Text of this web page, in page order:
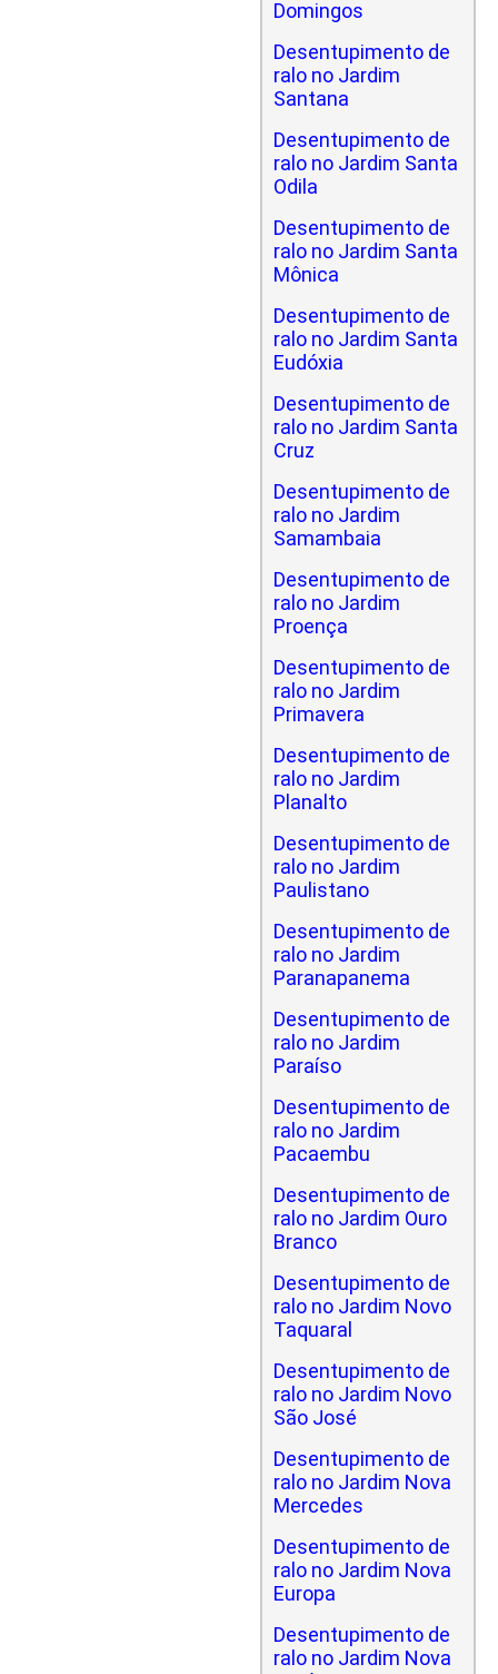
Domingos
Desentupimento de
ralo no Jardim
Santana
Desentupimento de
ralo no Jardim Santa
Odila
Desentupimento de
ralo no Jardim Santa
Mônica
Desentupimento de
ralo no Jardim Santa
Eudóxia
Desentupimento de
ralo no Jardim Santa
Cruz
Desentupimento de
ralo no Jardim
Samambaia
Desentupimento de
ralo no Jardim
Proença
Desentupimento de
ralo no Jardim
Primavera
Desentupimento de
ralo no Jardim
Planalto
Desentupimento de
ralo no Jardim
Paulistano
Desentupimento de
ralo no Jardim
Paranapanema
Desentupimento de
ralo no Jardim
Paraíso
Desentupimento de
ralo no Jardim
Pacaembu
Desentupimento de
ralo no Jardim Ouro
Branco
Desentupimento de
ralo no Jardim Novo
Taquaral
Desentupimento de
ralo no Jardim Novo
São José
Desentupimento de
ralo no Jardim Nova
Mercedes
Desentupimento de
ralo no Jardim Nova
Europa
Desentupimento de
ralo no Jardim Nova